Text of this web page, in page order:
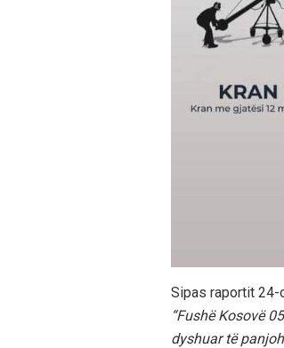
Sipas raportit 24-
“Fushë Kosovë
dyshuar të